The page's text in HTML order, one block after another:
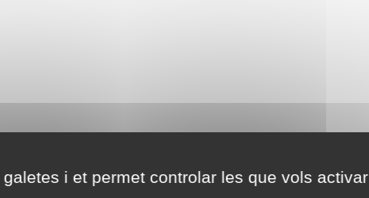
i et permet controlar les que vols activar